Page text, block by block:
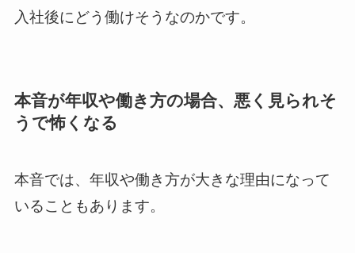
入社後にどう働けそうなのかです。
本音が年収や働き方の場合、悪く見られそ
うで怖くなる
本音では、年収や働き方が大きな理由になって
いることもあります。